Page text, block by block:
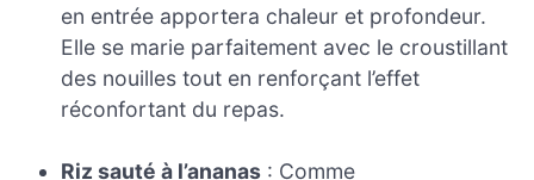
en entrée apportera chaleur et profondeur.
Elle se marie parfaitement avec le croustillant
des nouilles tout en renforçant l’effet
réconfortant du repas.
Riz sauté à l’ananas : Comme